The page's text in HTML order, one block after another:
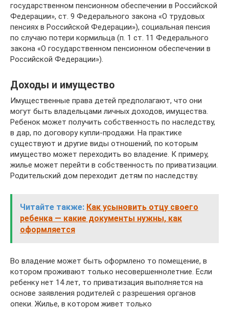
государственном пенсионном обеспечении в Российской
Федерации», ст. 9 Федерального закона «О трудовых
пенсиях в Российской Федерации»), социальная пенсия
по случаю потери кормильца (п. 1 ст. 11 Федерального
закона «О государственном пенсионном обеспечении в
Российской Федерации»).
Доходы и имущество
Имущественные права детей предполагают, что они
могут быть владельцами личных доходов, имущества.
Ребенок может получить собственность по наследству,
в дар, по договору купли-продажи. На практике
существуют и другие виды отношений, по которым
имущество может переходить во владение. К примеру,
жилье может перейти в собственность по приватизации.
Родительский дом переходит детям по наследству.
Читайте также: Как усыновить отцу своего
ребенка — какие документы нужны, как
оформляется
Во владение может быть оформлено то помещение, в
котором проживают только несовершеннолетние. Если
ребенку нет 14 лет, то приватизация выполняется на
основе заявления родителей с разрешения органов
опеки. Жилье, в котором живет только